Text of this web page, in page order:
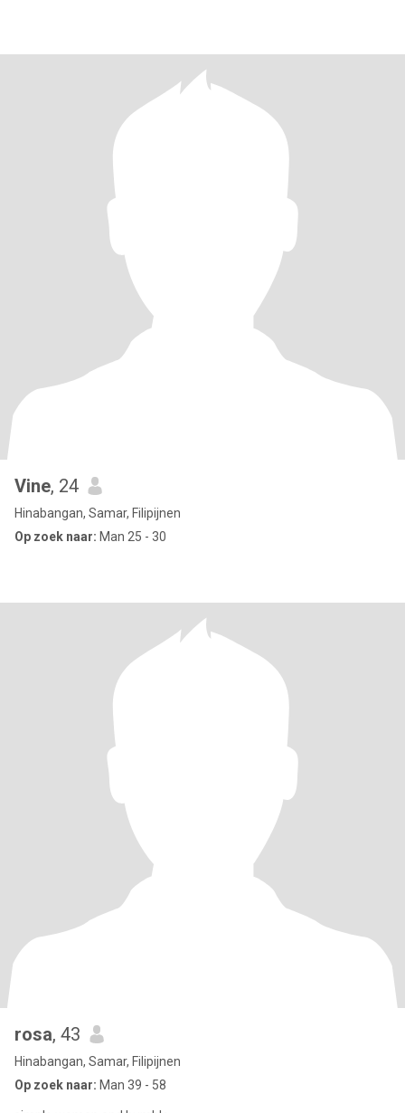
Vine, 24
Hinabangan, Samar, Filipijnen
Op zoek naar: Man 25 - 30
rosa, 43
Hinabangan, Samar, Filipijnen
Op zoek naar: Man 39 - 58